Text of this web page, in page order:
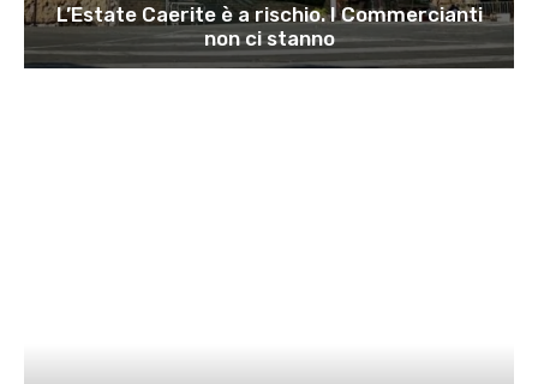
L’Estate Caerite è a rischio. I Commercianti
non ci stanno